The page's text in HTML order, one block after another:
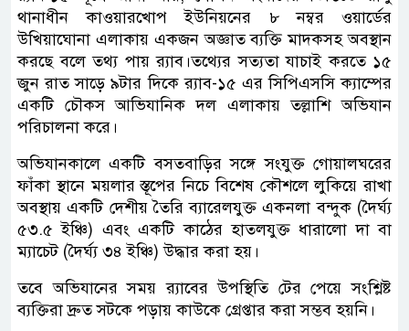
থানাধীন কাওয়ারখোপ ইউনিয়নের ৮ নম্বর ওয়ার্ডের
উখিয়াঘোনা এলাকায় একজন অজ্ঞাত ব্যক্তি মাদকসহ অবস্থান
করছে বলে তথ্য পায় র‌্যাব।তথ্যের সত্যতা যাচাই করতে ১৫
জুন রাত সাড়ে ৯টার দিকে র‌্যাব-১৫ এর সিপিএসসি ক্যাম্পের
একটি চৌকস আভিযানিক দল এলাকায় তল্লাশি অভিযান
পরিচালনা করে।
অভিযানকালে একটি বসতবাড়ির সঙ্গে সংযুক্ত গোয়ালঘরের
ফাঁকা স্থানে ময়লার স্তূপের নিচে বিশেষ কৌশলে লুকিয়ে রাখা
অবস্থায় একটি দেশীয় তৈরি ব্যারেলযুক্ত একনলা বন্দুক (দৈর্ঘ্য
৫৩.৫ ইঞ্চি) এবং একটি কাঠের হাতলযুক্ত ধারালো দা বা
ম্যাচেট (দৈর্ঘ্য ৩৪ ইঞ্চি) উদ্ধার করা হয়।
তবে অভিযানের সময় র‌্যাবের উপস্থিতি টের পেয়ে সংশ্লিষ্ট
ব্যক্তিরা দ্রুত সটকে পড়ায় কাউকে গ্রেপ্তার করা সম্ভব হয়নি।